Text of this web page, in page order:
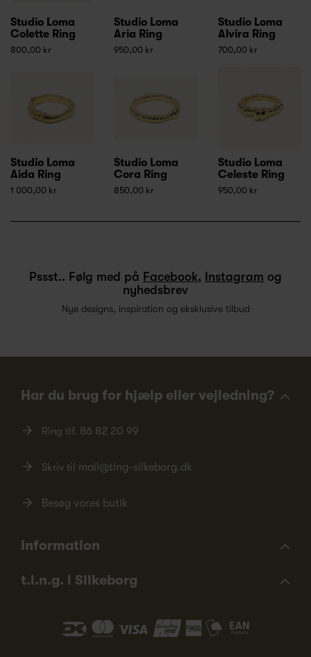
Studio Loma
Colette Ring
800,00 kr
Studio Loma
Aria Ring
950,00 kr
Studio Loma
Alvira Ring
700,00 kr
Studio Loma
Aida Ring
1 000,00 kr
Studio Loma
Cora Ring
850,00 kr
Studio Loma
Celeste Ring
950,00 kr
Pssst.. Følg med på Facebook, Instagram og
nyhedsbrev
Nye designs, inspiration og eksklusive tilbud
Har du brug for hjælp eller vejledning?
Ring tlf. 86 82 20 99
Skriv til mail@ting-silkeborg.dk
Besøg vores butik
Information
t.i.n.g. i Silkeborg